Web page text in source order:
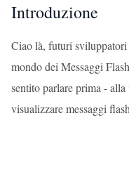
Introduzione
Ciao là, futuri
mondo dei Messaggi
sentito parlare prima -
visualizzare messaggi